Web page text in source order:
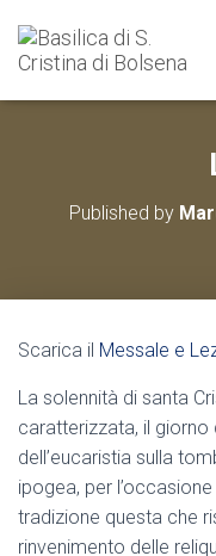
Published by
Scarica il Messale e
La solennità di santa
caratterizzata, il giorno
dell’eucaristia sulla
ipogea, per
tradizione questa che
rinvenimento delle